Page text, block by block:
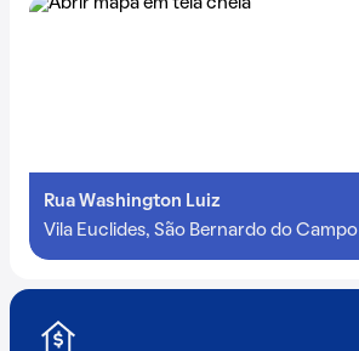
Rua Washington Luiz
Vila Euclides, São Bernardo do Campo